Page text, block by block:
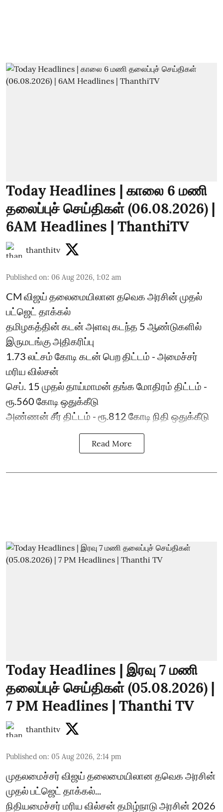
Today Headlines | காலை 6 மணி
தலைப்புச் செய்திகள் (06.08.2026) |
6AM Headlines | ThanthiTV
thanthitv
Published on: 06 Aug 2026, 1:02 am
CM விஜய் தலைமையிலான தவெக அரசின் முதல்
பட்ஜெட் தாக்கல்
தமிழகத்தின் கடன் அளவு கடந்த 5 ஆண்டுகளில்
இருமடங்கு அதிகரிப்பு
1.73 லட்சம் கோடி கடன் பெற திட்டம் - அமைச்சர்
மரிய வில்சன்
செப். 15 முதல் தாய்மாமன் தங்க மோதிரம் திட்டம் -
ரூ.560 கோடி ஒதுக்கீடு
அண்ணன் சீர் திட்டம் - ரூ.812 கோடி நிதி ஒதுக்கீடு
Read More
Today Headlines | இரவு 7 மணி
தலைப்புச் செய்திகள் (05.08.2026) |
7 PM Headlines | Thanthi TV
thanthitv
Published on: 05 Aug 2026, 2:14 pm
முதலமைச்சர் விஜய் தலைமையிலான தவெக அரசின்
முதல் பட்ஜெட் தாக்கல்...
நிதியமைச்சர் மரிய வில்சன் தமிழ்நாடு அரசின் 2026